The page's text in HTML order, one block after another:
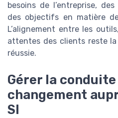
besoins de l’entreprise,
des objectifs en matière
L’alignement entre les
attentes des clients reste
réussie.
Gérer la conduite
changement
SI